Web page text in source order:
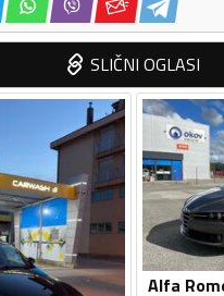
SLIČNI OGLASI